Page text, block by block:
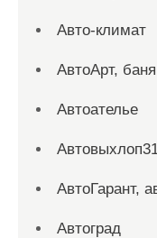
Авто-климат
АвтоАрт, баня
Автоателье
АвтоГарант,
Автоград